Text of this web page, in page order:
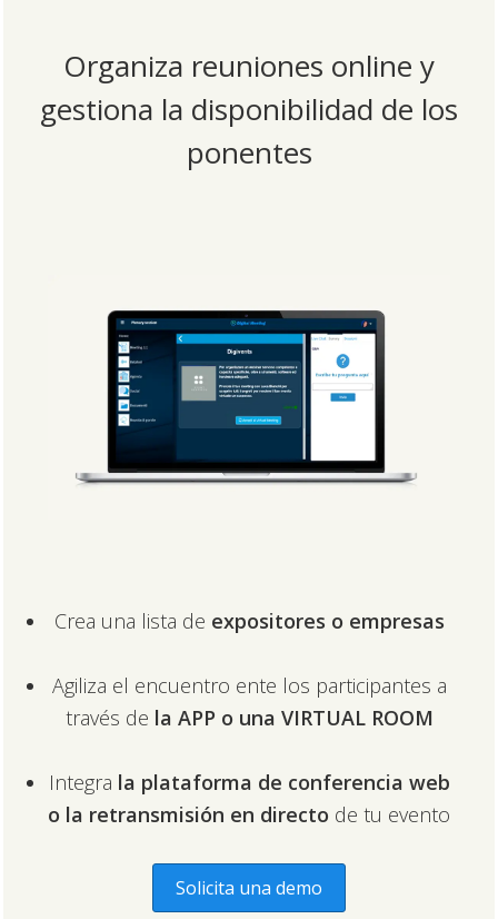
Organiza reuniones online y
gestiona la disponibilidad de los
ponentes
Crea una lista de expositores o empresas
Agiliza el encuentro ente los participantes a
través de la APP o una VIRTUAL ROOM
Integra la plataforma de conferencia web
o la retransmisión en directo de tu evento
Solicita una demo